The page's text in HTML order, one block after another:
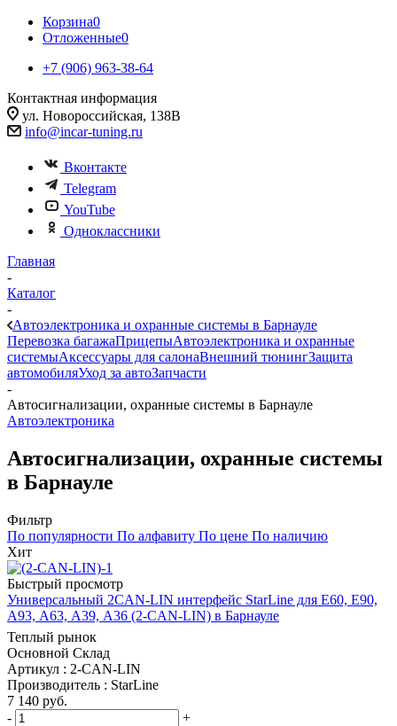
Корзина0
Отложенные0
+7 (906) 963-38-64
Контактная информация
ул. Новороссийская, 138В
info@incar-tuning.ru
Вконтакте
Telegram
YouTube
Одноклассники
Главная
-
Каталог
-
Автоэлектроника и охранные системы в Барнауле
Перевозка багажаПрицепыАвтоэлектроника и охранные
системыАксессуары для салонаВнешний тюнингЗащита
автомобиляУход за автоЗапчасти
-
Автосигнализации, охранные системы в Барнауле
Автоэлектроника
Автосигнализации, охранные системы
в Барнауле
Фильтр
По популярности По алфавиту По цене По наличию
Хит
Быстрый просмотр
Универсальный 2CAN-LIN интерфейс StarLine для Е60, Е90,
А93, А63, А39, А36 (2-CAN-LIN) в Барнауле
Теплый рынок
Основной Склад
Артикул : 2-CAN-LIN
Производитель : StarLine
7 140 руб.
-
+